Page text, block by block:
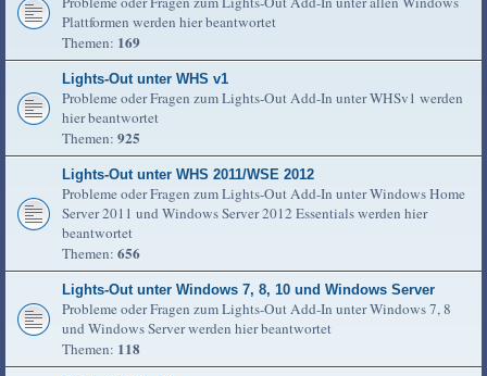
Plattformen werden hier beantwortet
Themen: 169
Lights-Out unter WHS v1
Probleme oder Fragen zum Lights-Out Add-In unter WHSv1 werden
hier beantwortet
Themen: 925
Lights-Out unter WHS 2011/WSE 2012
Probleme oder Fragen zum Lights-Out Add-In unter Windows Home
Server 2011 und Windows Server 2012 Essentials werden hier
beantwortet
Themen: 656
Lights-Out unter Windows 7, 8, 10 und Windows Server
Probleme oder Fragen zum Lights-Out Add-In unter Windows 7, 8
und Windows Server werden hier beantwortet
Themen: 118